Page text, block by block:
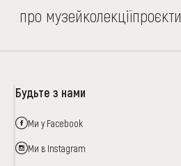
про музейколекціїпроєкти
Будьте з нами
Ми у Facebook
Ми в Instagram